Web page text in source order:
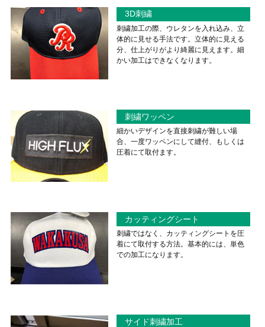
3D刺繍
刺繍加工の際、ウレタンを入れ込み、立
体的に見せる手法です。立体的に見える
分、仕上がりがより綺麗に見えます。細
かい加工はできなくなります。
刺繍ワッペン
細かいデザインを直接刺繍が難しい場
合、一度ワッペンにして縫付、もしくは
圧着にて取付ます。
カッティングシート
刺繍ではなく、カッティングシートを圧
着にて取付する方法。基本的には、単色
での加工になります。
サイド刺繍加工